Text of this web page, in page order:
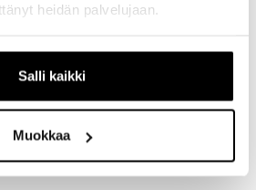
heidän palvelujaan.
Salli kaikki
Muokkaa
merkintöjä voisi olla
hyödyllinen? Kyllä
2 kuukautta sitten